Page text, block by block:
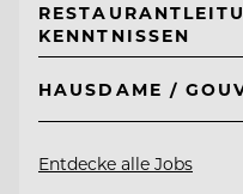
KENNTNISSEN
HAUSDAME /
Entdecke alle Jobs